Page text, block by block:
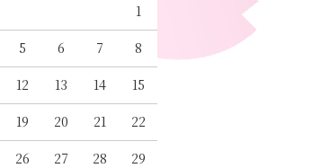
1
5 6 7 8
12 13 14 15
19 20 21 22
26 27 28 29